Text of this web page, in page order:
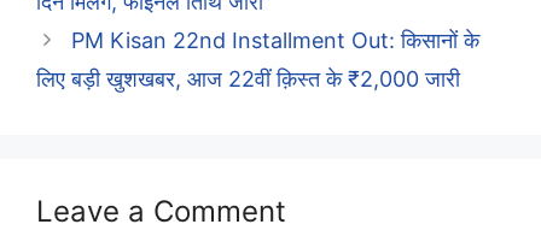
PM Kisan 22nd Installment Out: किसानों के
लिए बड़ी खुशखबर, आज 22वीं क़िस्त के ₹2,000 जारी
Leave a Comment